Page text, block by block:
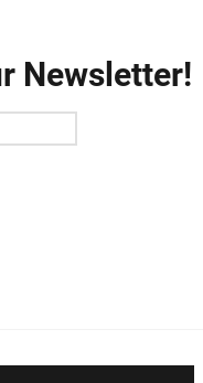
Newsletter!